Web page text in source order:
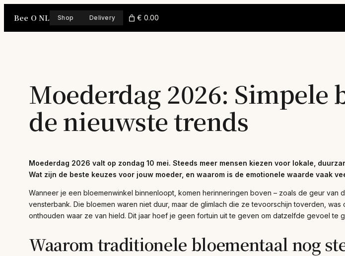
Bee O NL Shop Delivery € 0.00
Moederdag 2026:
de nieuwste trends
Moederdag 2026 valt op zondag 10 mei. Steeds meer mensen kiezen voor lokale,
Wat zijn de beste keuzes voor jouw moeder, en waarom is de emotionele waarde vaak
Wanneer je een bloemenwinkel binnenloopt, komen herinneringen boven – zoals de geur
vensterbank. Die bloemen waren niet duur, maar de glimlach die ze tevoorschijn toverden,
onthouden waar ze van hield. Dit jaar hoef je geen fortuin uit te geven om datzelfde gevoel te
Waarom traditionele bloementaal nog